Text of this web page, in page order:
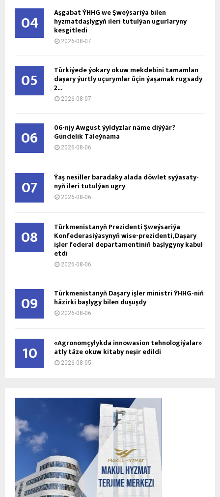
04 Aşgabat ÝHHG we Şweýsariýa bilen
hyzmatdaşlygyň ileri tutulýan ugurlaryny
kesgitledi
2026-08-07
05 Türkiýede ýokary okuw mekdebini tamamlan
daşary ýurtly uçurymlar üçin ýaşamak rugsady
2...
2026-08-07
06 06-njy Awgust ýyldyzlar näme diýýär?
Gündelik Täleýnama
2026-08-06
07 Ýaş ne­sil­ler ba­ra­da­ky ala­da döw­let sy­ýa­sa­ty­
nyň ile­ri tu­tul­ýan ug­ry
2026-08-06
08 Türkmenistanyň Prezidenti Şweýsariýa
Konfederasiýasynyň wise-prezidenti, Daşary
işler federal departamentiniň başlygyny kabul
etdi
2026-08-06
09 Türkmenistanyň Daşary işler ministri ÝHHG-niň
häzirki başlygy bilen duşuşdy
2026-08-06
10 «Agronomçylykda innowasion tehnologiýalar»
atly täze okuw kitaby neşir edildi
2026-08-05